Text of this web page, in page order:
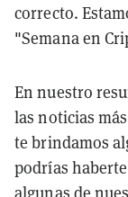
correcto.
"Semana en
En nuestro
las noticias
te brindamos
podrías
algunas de